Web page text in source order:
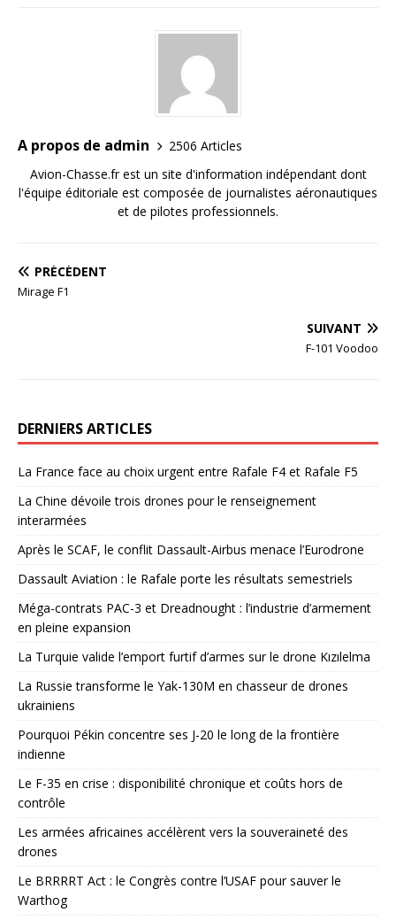
A propos de admin
2506 Articles
Avion-Chasse.fr est un site d'information indépendant dont
l'équipe éditoriale est composée de journalistes aéronautiques
et de pilotes professionnels.
PRÉCÉDENT
Mirage F1
SUIVANT
F-101 Voodoo
DERNIERS ARTICLES
La France face au choix urgent entre Rafale F4 et Rafale F5
La Chine dévoile trois drones pour le renseignement
interarmées
Après le SCAF, le conflit Dassault-Airbus menace l’Eurodrone
Dassault Aviation : le Rafale porte les résultats semestriels
Méga-contrats PAC-3 et Dreadnought : l’industrie d’armement
en pleine expansion
La Turquie valide l’emport furtif d’armes sur le drone Kızılelma
La Russie transforme le Yak-130M en chasseur de drones
ukrainiens
Pourquoi Pékin concentre ses J-20 le long de la frontière
indienne
Le F-35 en crise : disponibilité chronique et coûts hors de
contrôle
Les armées africaines accélèrent vers la souveraineté des
drones
Le BRRRRT Act : le Congrès contre l’USAF pour sauver le
Warthog